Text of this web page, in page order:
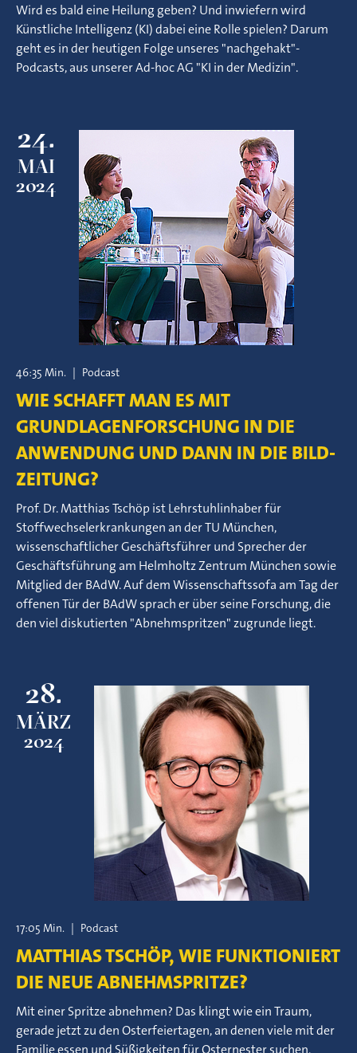
Wird es bald eine Heilung geben? Und inwiefern wird
Künstliche Intelligenz (KI) dabei eine Rolle spielen? Darum
geht es in der heutigen Folge unseres "nachgehakt"-
Podcasts, aus unserer Ad-hoc AG "KI in der Medizin".
24.
MAI
2024
46:35 Min. | Podcast
WIE SCHAFFT MAN ES MIT
GRUNDLAGENFORSCHUNG IN DIE
ANWENDUNG UND DANN IN DIE BILD-
ZEITUNG?
Prof. Dr. Matthias Tschöp ist Lehrstuhlinhaber für
Stoffwechselerkrankungen an der TU München,
wissenschaftlicher Geschäftsführer und Sprecher der
Geschäftsführung am Helmholtz Zentrum München sowie
Mitglied der BAdW. Auf dem Wissenschaftssofa am Tag der
offenen Tür der BAdW sprach er über seine Forschung, die
den viel diskutierten "Abnehmspritzen" zugrunde liegt.
28.
MÄRZ
2024
17:05 Min. | Podcast
MATTHIAS TSCHÖP, WIE FUNKTIONIERT
DIE NEUE ABNEHMSPRITZE?
Mit einer Spritze abnehmen? Das klingt wie ein Traum,
gerade jetzt zu den Osterfeiertagen, an denen viele mit der
Familie essen und Süßigkeiten für Osternester suchen.